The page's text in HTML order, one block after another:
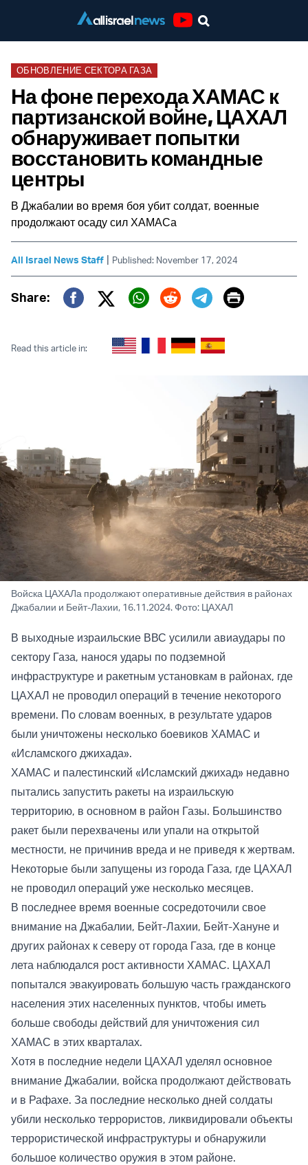
ОБНОВЛЕНИЕ СЕКТОРА ГАЗА
На фоне перехода ХАМАС к
партизанской войне, ЦАХАЛ
обнаруживает попытки
восстановить командные
центры
В Джабалии во время боя убит солдат, военные
продолжают осаду сил ХАМАСа
All Israel News Staff | Published: November 17, 2024
Share:
Twitter (X)
Print
Read this article in:
Войска ЦАХАЛа продолжают оперативные действия в районах
Джабалии и Бейт-Лахии, 16.11.2024. Фото: ЦАХАЛ
В выходные израильские ВВС усилили авиаудары по
сектору Газа, нанося удары по подземной
инфраструктуре и ракетным установкам в районах, где
ЦАХАЛ не проводил операций в течение некоторого
времени. По словам военных, в результате ударов
были уничтожены несколько боевиков ХАМАС и
«Исламского джихада».
ХАМАС и палестинский «Исламский джихад» недавно
пытались запустить ракеты на израильскую
территорию, в основном в район Газы. Большинство
ракет были перехвачены или упали на открытой
местности, не причинив вреда и не приведя к жертвам.
Некоторые были запущены из города Газа, где ЦАХАЛ
не проводил операций уже несколько месяцев.
В последнее время военные сосредоточили свое
внимание на Джабалии, Бейт-Лахии, Бейт-Хануне и
других районах к северу от города Газа, где в конце
лета наблюдался рост активности ХАМАС. ЦАХАЛ
попытался эвакуировать большую часть гражданского
населения этих населенных пунктов, чтобы иметь
больше свободы действий для уничтожения сил
ХАМАС в этих кварталах.
Хотя в последние недели ЦАХАЛ уделял основное
внимание Джабалии, войска продолжают действовать
и в Рафахе. За последние несколько дней солдаты
убили несколько террористов, ликвидировали объекты
террористической инфраструктуры и обнаружили
большое количество оружия в этом районе.